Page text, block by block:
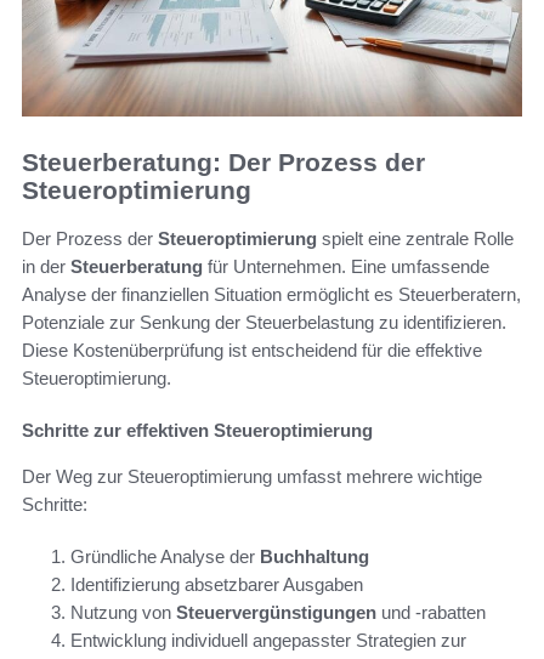
Steuerberatung: Der Prozess der
Steueroptimierung
Der Prozess der Steueroptimierung spielt eine zentrale Rolle
in der Steuerberatung für Unternehmen. Eine umfassende
Analyse der finanziellen Situation ermöglicht es Steuerberatern,
Potenziale zur Senkung der Steuerbelastung zu identifizieren.
Diese Kostenüberprüfung ist entscheidend für die effektive
Steueroptimierung.
Schritte zur effektiven Steueroptimierung
Der Weg zur Steueroptimierung umfasst mehrere wichtige
Schritte:
Gründliche Analyse der Buchhaltung
Identifizierung absetzbarer Ausgaben
Nutzung von Steuervergünstigungen und -rabatten
Entwicklung individuell angepasster Strategien zur